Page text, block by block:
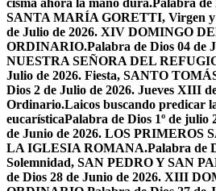
cisma ahora la mano dura.Palabra de
SANTA MARÍA GORETTI, Virgen
de Julio de 2026. XIV DOMINGO
ORDINARIO.Palabra de Dios 04 de
NUESTRA SEÑORA DEL
Julio de 2026. Fiesta, SANTO
Dios 2 de Julio de 2026. Jueves XIII
Ordinario.Laicos buscando predicar
eucarísticaPalabra de Dios 1º de julio
de Junio de 2026. LOS PRIMEROS
LA IGLESIA ROMANA.Palabra de
Solemnidad, SAN PEDRO Y SAN
de Dios 28 de Junio de 2026. XIII